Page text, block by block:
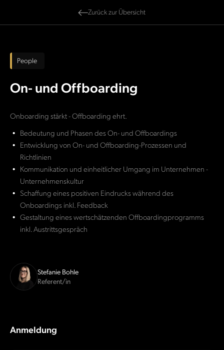
Zurück zur Übersicht
People
On- und Offboarding
Onboarding stärkt - Offboarding ehrt.
Bedeutung und Phasen des On- und Offboardings
Entwicklung von On- und Offboarding-Prozessen und
Richtlinien
Kommunikation und einheitlicher Umgang im Unternehmen -
Unternehmenskultur
Schaffung eines positiven Eindrucks während des
Onboardings inkl. Feedback
Gestaltung eines wertschätzenden Offboardingprogramms
inkl. Austrittsgespräch
Stefanie Bohle
Referent/in
Anmeldung